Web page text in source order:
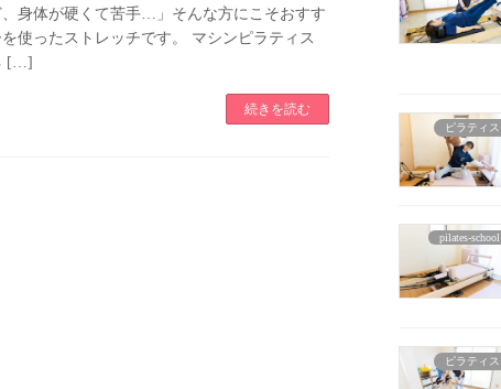
身体が硬くて苦手…」そんな方にこそおすす
使ったストレッチです。 マシンピラティス
[…]
続きを読む
ピラティス
pilates-school
ピラティス